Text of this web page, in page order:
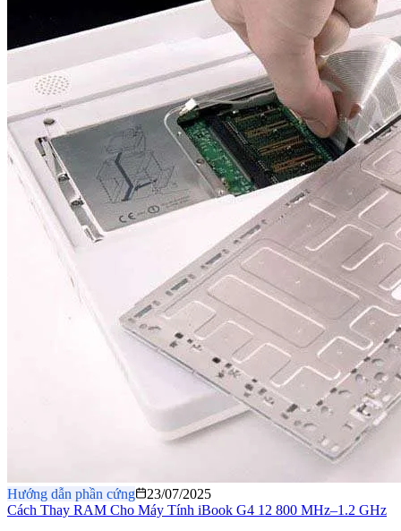
Hướng dẫn phần cứng
23/07/2025
Cách Thay RAM Cho Máy Tính iBook G4 12 800 MHz–1.2 GHz